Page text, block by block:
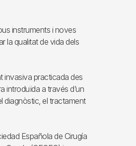
instruments i noves
la qualitat de vida dels
invasiva practicada des
introduïda a través d’un
diagnòstic, el tractament
Española de Cirugía